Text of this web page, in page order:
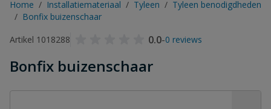
Home / Installatiemateriaal / Tyleen / Tyleen benodigdheden
/ Bonfix buizenschaar
Artikel 1018288
0.0-0 reviews
Bonfix buizenschaar